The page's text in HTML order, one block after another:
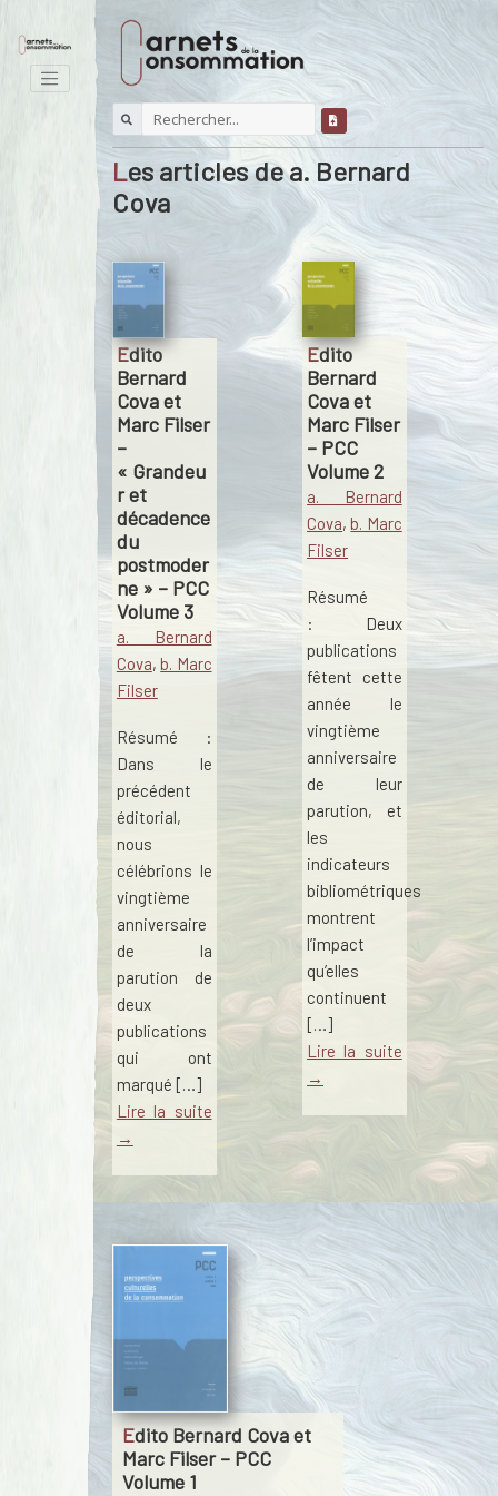
Les articles de a. Bernard
Cova
Edito
Bernard
Cova et
Marc Filser
–
« Grandeu
r et
décadence
du
postmoder
ne » – PCC
Volume 3
a. Bernard
Cova,b. Marc
Filser
Résumé :
Dans le
précédent
éditorial,
nous
célébrions le
vingtième
anniversaire
de la
parution de
deux
publications
qui ont
marqué […]
Lire la suite
→
Edito
Bernard
Cova et
Marc Filser
– PCC
Volume 2
a. Bernard
Cova, b. Marc
Filser
Résumé
: Deux
publications
fêtent cette
année le
vingtième
anniversaire
de leur
parution, et
les
indicateurs
bibliométriques
montrent
l’impact
qu’elles
continuent
[…]
Lire la suite
→
Edito Bernard Cova et
Marc Filser – PCC
Volume 1